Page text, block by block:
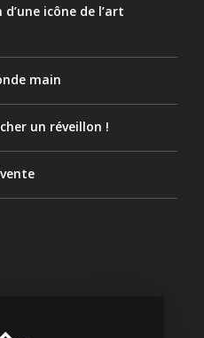
icône de l’art
main
un réveillon !